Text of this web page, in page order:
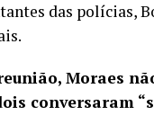
das polícias,
Moraes
conversaram